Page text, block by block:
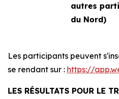
autres
du Nord)
Les participants peuvent
se rendant sur : https://
LES RÉSULTATS POUR LE